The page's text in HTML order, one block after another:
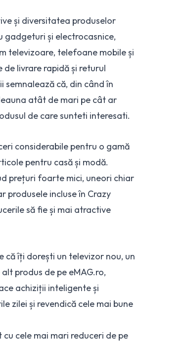
și diversitatea produselor
și electrocasnice,
televizoare, telefoane mobile și
livrare rapidă și returul
semnalează că, din când în
atât de mari pe cât ar
de care sunteti interesati.
considerabile pentru o gamă
pentru casă și modă.
prețuri foarte mici, uneori chiar
produsele incluse în Crazy
să fie și mai atractive
că îți dorești un televizor nou, un
produs de pe eMAG.ro,
achiziții inteligente și
zilei și revendică cele mai bune
cu cele mai mari reduceri de pe